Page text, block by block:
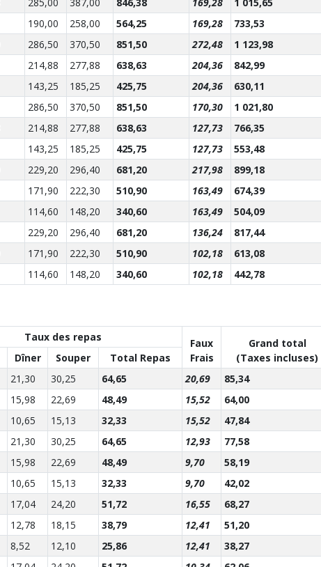
190,00 258,00 564,25 169,28
733,53
286,50 370,50 851,50 272,48
1 123,98
214,88 277,88 638,63 204,36
842,99
143,25 185,25 425,75 204,36
630,11
286,50 370,50 851,50 170,30
1 021,80
214,88 277,88 638,63 127,73
766,35
143,25 185,25 425,75 127,73
553,48
229,20 296,40 681,20 217,98
899,18
171,90 222,30 510,90 163,49
674,39
114,60 148,20 340,60 163,49
504,09
229,20 296,40 681,20 136,24
817,44
171,90 222,30 510,90 102,18
613,08
114,60 148,20 340,60 102,18 442,78
Taux des repas
Faux
Frais
Grand total
(Taxes incluses)
Dîner Souper
Total Repas
21,30 30,25 64,65 20,69
85,34
15,98 22,69 48,49 15,52
64,00
10,65 15,13 32,33 15,52
47,84
21,30 30,25 64,65 12,93
77,58
15,98 22,69 48,49 9,70
58,19
10,65 15,13 32,33 9,70
42,02
17,04 24,20 51,72 16,55
68,27
12,78 18,15 38,79 12,41
51,20
8,52 12,10 25,86 12,41
38,27